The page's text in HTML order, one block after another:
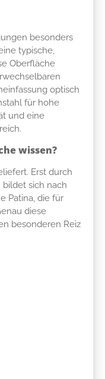
besonders
typische,
Oberfläche
optisch
für hohe
und eine
wissen?
Erst durch
sich nach
Patina, die für
diese
besonderen Reiz